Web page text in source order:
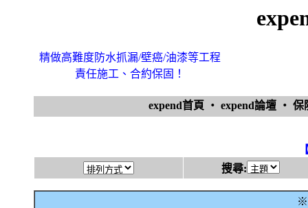
精做高難度防水抓漏/壁癌/油漆等工程
責任施工、合約保固！
expend首頁 ‧ expend論壇 ‧
搜尋:
※